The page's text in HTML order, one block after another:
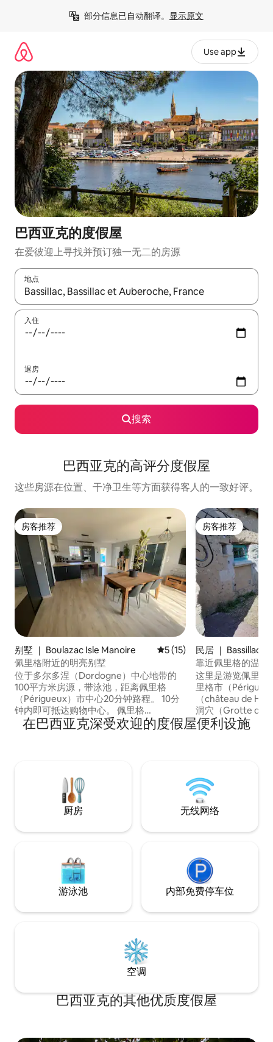
部分信息已自动翻译。 显示原文
Use app
巴西亚克的度假屋
在爱彼迎上寻找并预订独一无二的房源
地点
如有搜索结果，请使用上下方向键查看，或通过点击或滑动手势
入住
退房
搜索
巴西亚克的高评分度假屋
这些房源在位置、干净卫生等方面获得客人的一致好评。
房客推荐
房客推荐
别墅 ｜ Boulazac Isle Manoire 平均评分 5 分（满分 5 分）
5 (15)
佩里格附近的明亮别墅
位于多尔多涅（Dordogne）中心地带的
100平方米房源，带泳池，距离佩里格
（Périgueux）市中心20分钟路程。 10分
钟内即可抵达购物中心。 佩里格
（Perigueux）市和圣弗朗特大教堂
（Saint Front Cathedral）的全景。 对于
维耶尔30分钟，距离特拉松40分钟，距离
蒙蒂尼亚克拉斯科40分钟，距离布里夫40
分钟，距离高速公路10分钟。
房客推荐
房客推荐
民居 ｜ Bassillac
he
靠近佩里格的温馨
这里是游览佩里戈
里格市（
（château de
洞穴（Grotte de
（Sarlat）、莱兹
姆（Brantôme）
画的村庄（拉罗克
Gageac）、多姆
在巴西亚克深受欢迎的度假屋便利设施
厨房 无线网络
游泳池 内部免费停车位
空调
巴西亚克的其他优质度假屋